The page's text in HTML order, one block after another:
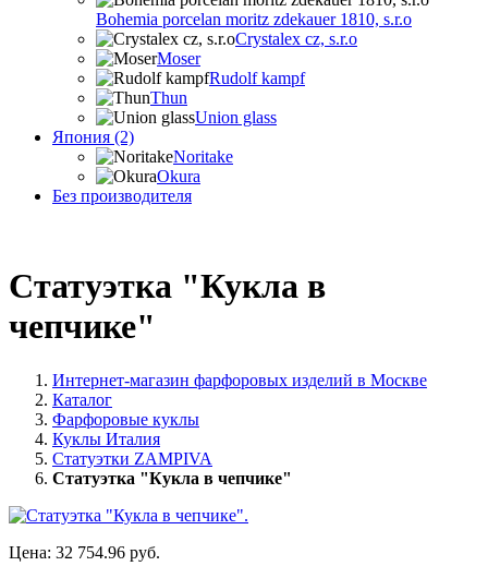
Bohemia porcelan moritz zdekauer 1810, s.r.o
Crystalex cz, s.r.o
Moser
Rudolf kampf
Thun
Union glass
Япония (2)
Noritake
Okura
Без производителя
Статуэтка "Кукла в
чепчике"
Интернет-магазин фарфоровых изделий в Москве
Каталог
Фарфоровые куклы
Куклы Италия
Статуэтки ZAMPIVA
Статуэтка "Кукла в чепчике"
Цена: 32 754.96 руб.